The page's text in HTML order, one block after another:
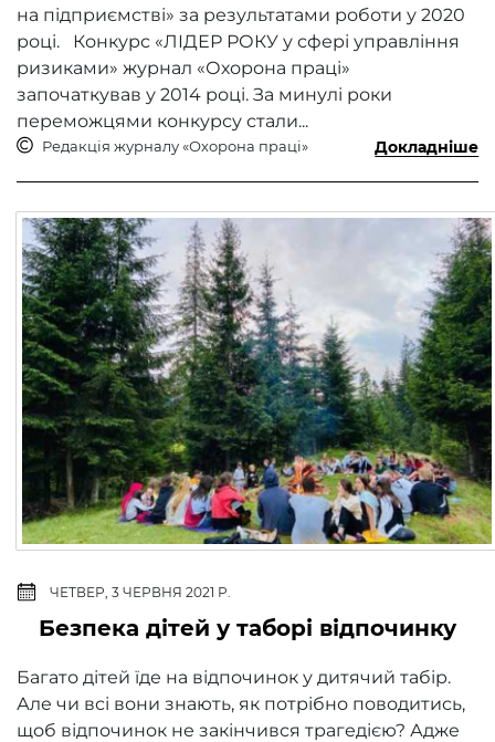
на підприємстві» за результатами роботи у 2020
році. Конкурс «ЛІДЕР РОКУ у сфері управління
ризиками» журнал «Охорона праці»
започаткував у 2014 році. За минулі роки
переможцями конкурсу стали...
Редакція журналу «Охорона праці» Докладніше
ЧЕТВЕР, 3 ЧЕРВНЯ 2021 Р.
Безпека дітей у таборі відпочинку
Багато дітей їде на відпочинок у дитячий табір.
Але чи всі вони знають, як потрібно поводитись,
щоб відпочинок не закінчився трагедією? Адже